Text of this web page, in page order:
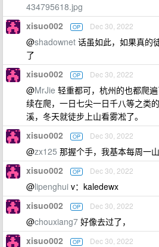
434795618.jpg
xisuo002 OP Dec 30, 2022
@shadownet 话虽如此，如果真的
了
xisuo002 OP Dec 30, 2022
@MrJie 轻重都可，杭州的也都爬
续在爬，一日七尖一日千八等之类
溪，冬天就徒步上山看雾凇了。
xisuo002 OP Dec 30, 2022
@zx125 那握个手，我基本每周一
xisuo002 OP Dec 30, 2022
@lipenghui v：kaledewx
xisuo002 OP Dec 30, 2022
@chouxiang7 好像去过了，
xisuo002 OP Dec 30, 2022